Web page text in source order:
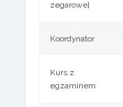
zegarowe]
Koordynator
Kurs z
egzaminem